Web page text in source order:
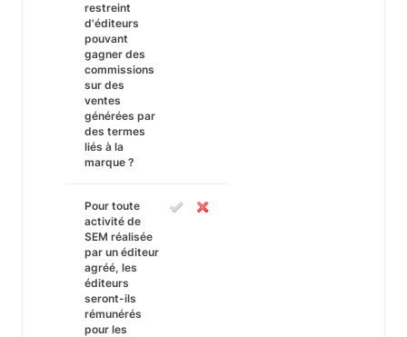
restreint
d'éditeurs
pouvant
gagner des
commissions
sur des
ventes
générées par
des termes
liés à la
marque ?
Pour toute
activité de
SEM réalisée
par un éditeur
agréé, les
éditeurs
seront-ils
rémunérés
pour les